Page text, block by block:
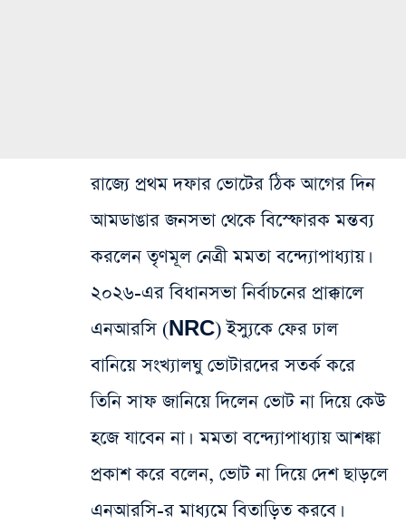
রাজ্যে প্রথম দফার ভোটের ঠিক আগের দিন
আমডাঙার জনসভা থেকে বিস্ফোরক মন্তব্য
করলেন তৃণমূল নেত্রী মমতা বন্দ্যোপাধ্যায়।
২০২৬-এর বিধানসভা নির্বাচনের প্রাক্কালে
এনআরসি (NRC) ইস্যুকে ফের ঢাল
বানিয়ে সংখ্যালঘু ভোটারদের সতর্ক করে
তিনি সাফ জানিয়ে দিলেন ভোট না দিয়ে কেউ
হজে যাবেন না। মমতা বন্দ্যোপাধ্যায় আশঙ্কা
প্রকাশ করে বলেন, ভোট না দিয়ে দেশ ছাড়লে
এনআরসি-র মাধ্যমে বিতাড়িত করবে।